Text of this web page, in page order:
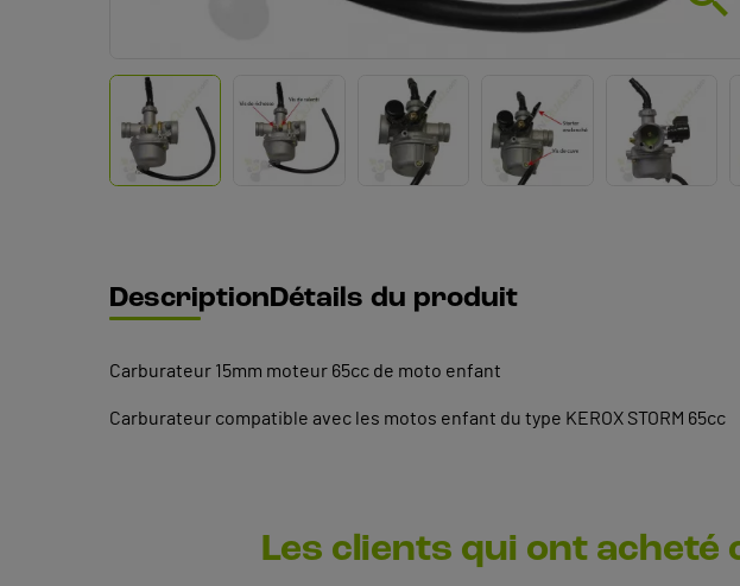
DescriptionDétails du produit
Carburateur 15mm moteur 65cc de moto enfant
Carburateur compatible avec les motos enfant du type KEROX STORM 65cc
Les clients qui ont acheté